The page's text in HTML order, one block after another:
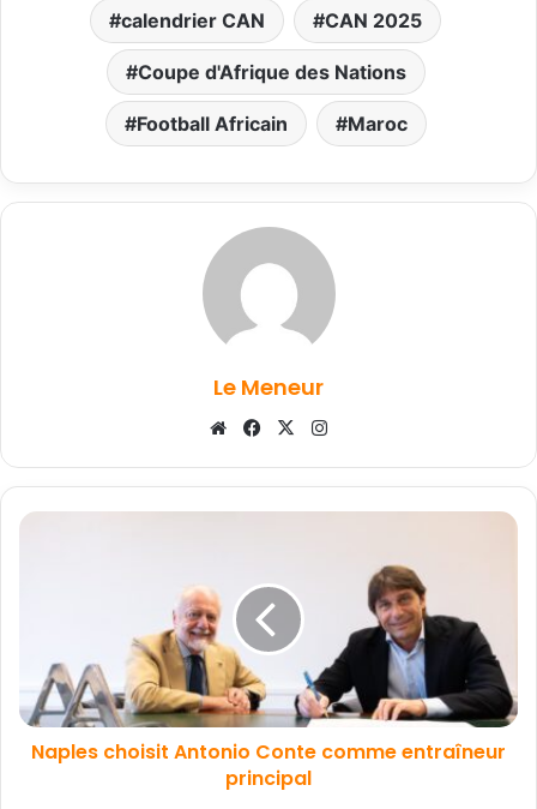
calendrier CAN CAN 2025
Coupe d'Afrique des Nations
Football Africain Maroc
Le Meneur
WebsiteFacebook
X
Naples choisit Antonio Conte comme entraîneur
principal